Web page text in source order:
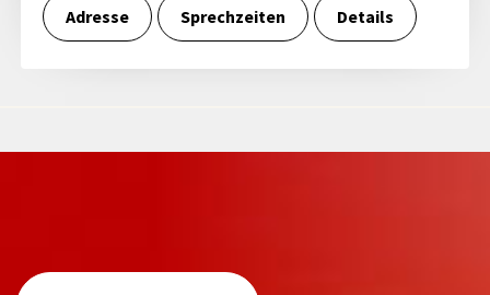
Adresse Sprechzeiten Details